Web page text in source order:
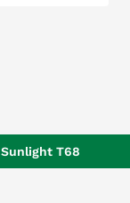
Sunlight T68